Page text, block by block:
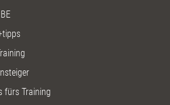
fürs Training